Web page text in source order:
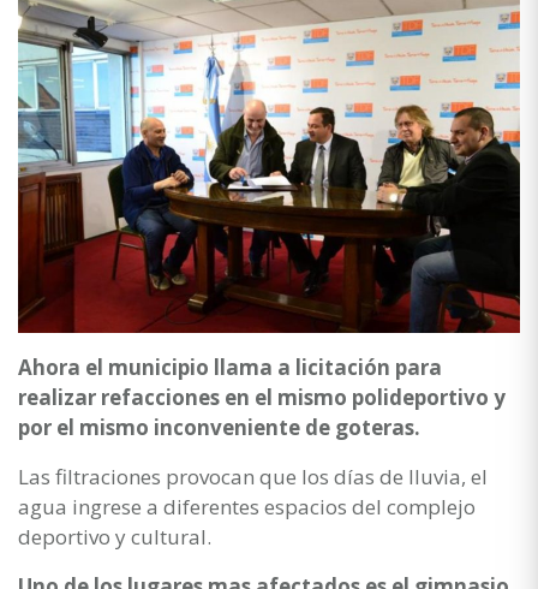
Ahora el municipio llama a licitación para
realizar refacciones en el mismo polideportivo y
por el mismo inconveniente de goteras.
Las filtraciones provocan que los días de lluvia, el
agua ingrese a diferentes espacios del complejo
deportivo y cultural.